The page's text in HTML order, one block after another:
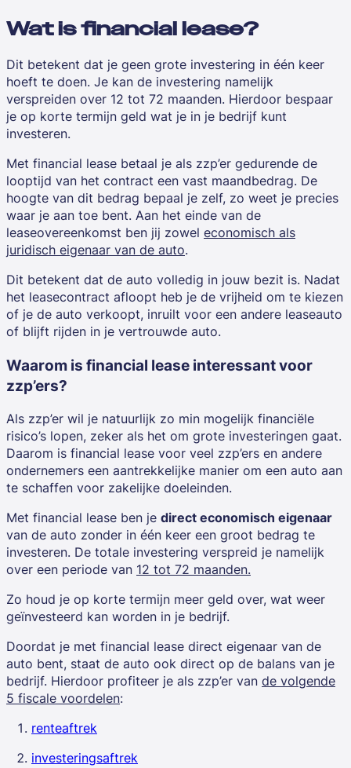
Wat is financial lease?
Dit betekent dat je geen grote investering in één keer
hoeft te doen. Je kan de investering namelijk
verspreiden over 12 tot 72 maanden. Hierdoor bespaar
je op korte termijn geld wat je in je bedrijf kunt
investeren.
Met financial lease betaal je als zzp’er gedurende de
looptijd van het contract een vast maandbedrag. De
hoogte van dit bedrag bepaal je zelf, zo weet je precies
waar je aan toe bent. Aan het einde van de
leaseovereenkomst ben jij zowel economisch als
juridisch eigenaar van de auto.
Dit betekent dat de auto volledig in jouw bezit is. Nadat
het leasecontract afloopt heb je de vrijheid om te kiezen
of je de auto verkoopt, inruilt voor een andere leaseauto
of blijft rijden in je vertrouwde auto.
Waarom is financial lease interessant voor
zzp’ers?
Als zzp’er wil je natuurlijk zo min mogelijk financiële
risico’s lopen, zeker als het om grote investeringen gaat.
Daarom is financial lease voor veel zzp’ers en andere
ondernemers een aantrekkelijke manier om een auto aan
te schaffen voor zakelijke doeleinden.
Met financial lease ben je direct economisch eigenaar
van de auto zonder in één keer een groot bedrag te
investeren. De totale investering verspreid je namelijk
over een periode van 12 tot 72 maanden.
Zo houd je op korte termijn meer geld over, wat weer
geïnvesteerd kan worden in je bedrijf.
Doordat je met financial lease direct eigenaar van de
auto bent, staat de auto ook direct op de balans van je
bedrijf. Hierdoor profiteer je als zzp’er van de volgende
5 fiscale voordelen:
renteaftrek
investeringsaftrek